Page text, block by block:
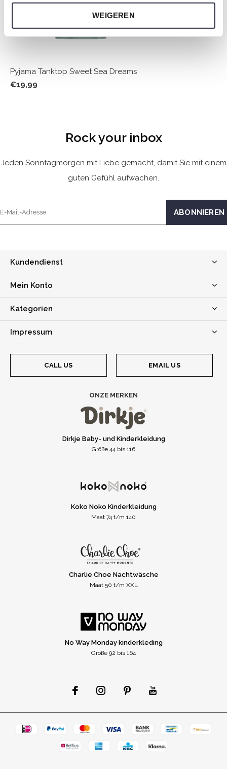
WEIGEREN
Pyjama Tanktop Sweet Sea Dreams
€19,99
Rock your inbox
Jeden Sonntagmorgen mit Liebe gemacht, damit Sie mit einem
guten Gefühl aufwachen.
Kundendienst
Mein Konto
Kategorien
Impressum
CALL US EMAIL US
ONZE MERKEN
Dirkje Baby- und Kinderkleidung
Größe 44 bis 116
Koko Noko Kinderkleidung
Maat 74 t/m 140
Charlie Choe Nachtwäsche
Maat 50 t/m XXL
No Way Monday kinderkleding
Größe 92 bis 164